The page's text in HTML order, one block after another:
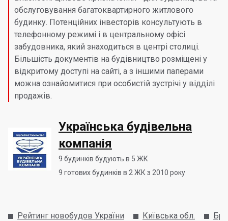
обслуговування багатоквартирного житлового
будинку. Потенційних інвесторів консультують в
телефонному режимі і в центральному офісі
забудовника, який знаходиться в центрі столиці.
Більшість документів на будівництво розміщені у
відкритому доступі на сайті, а з іншими паперами
можна ознайомитися при особистій зустрічі у відділі
продажів.
Українська будівельна
компанія
9 будинків будують в 5 ЖК
9 готових будинків в 2 ЖК з 2010 року
Рейтинг новобудов України Київська обл.